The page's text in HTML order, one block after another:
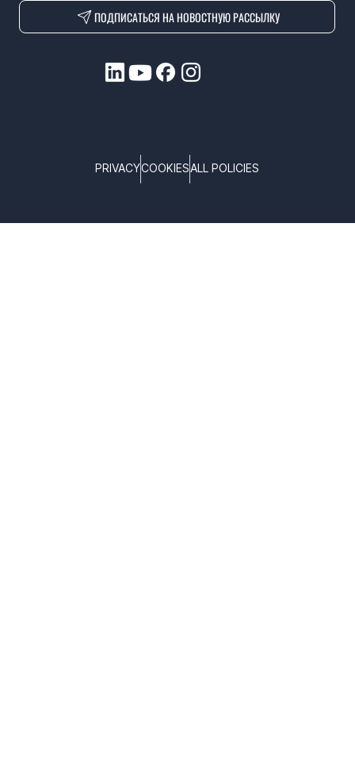
ПОДПИСАТЬСЯ НА НОВОСТНУЮ РАССЫЛКУ
PRIVACYCOOKIESALL POLICIES